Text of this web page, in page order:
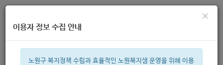
×
이용자 정보 수집 안내
노원구 복지정책 수립과 효율적인 노원복지샘 운영을 위해 이용